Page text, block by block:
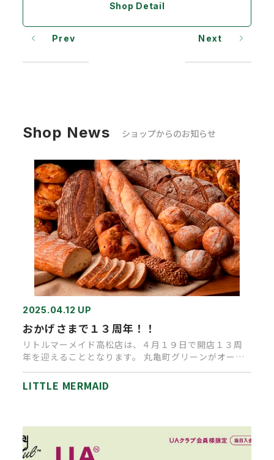
Shop Detail
Prev Next
Shop News ショップからのお知らせ
2025.04.12 UP
おかげさまで１３周年！！
リトルマーメイド高松店は、４月１９日で開店１３周
年を迎えることとなります。 丸亀町グリーンがオープ
LITTLE MERMAID